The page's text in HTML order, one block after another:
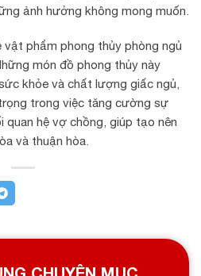
ảnh hưởng không mong muốn.
phẩm phong thủy phòng ngủ
món đồ phong thủy này
khỏe và chất lượng giấc ngủ,
trong việc tăng cường sự
hệ vợ chồng, giúp tạo nên
và thuận hòa.